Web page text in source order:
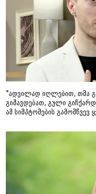
"ადვილად იღლებით, თმა
გიშავდებათ, გული
ამ სიმპტომების გამომწვევ